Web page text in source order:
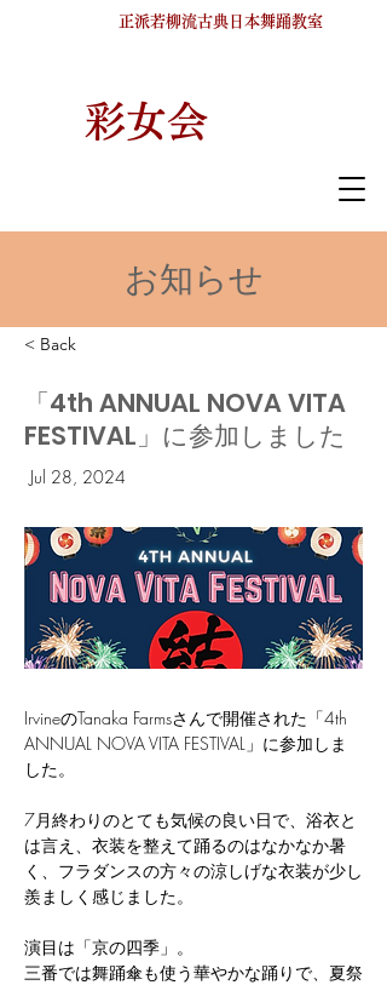
​正派若柳流古典日本舞踊教室​
​彩女会
お知らせ
< Back
「4th ANNUAL NOVA VITA
FESTIVAL」に参加しました
Jul 28, 2024
IrvineのTanaka Farmsさんで開催された「4th
ANNUAL NOVA VITA FESTIVAL」に参加しま
した。
7月終わりのとても気候の良い日で、浴衣と
は言え、衣装を整えて踊るのはなかなか暑
く、フラダンスの方々の涼しげな衣装が少し
羨ましく感じました。
演目は「京の四季」。
三番では舞踊傘も使う華やかな踊りで、夏祭